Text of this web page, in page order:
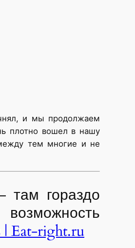
и мы продолжаем
плотно вошел в нашу
тем многие и не
гораздо
| Eat-right.ru